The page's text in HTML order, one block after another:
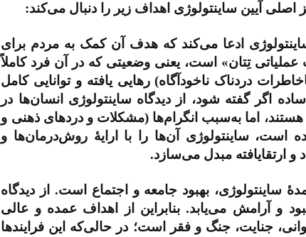
آیین ساینتولوژی اهداف زیر را دنبال می‌کند:
ادعا می‌کند که هدف آن کمک به مردم برای
تِتان» است، یعنی وضعیتی که در آن فرد کاملاً
دردناک ناخودآگاه) رهایی یافته و توانایی کامل
اگر گفته شود، از دیدگاه ساینتولوژی انسان‌ها در
اما به‌سبب انگرام‌ها (مشکلات و دردهای ذهنی و
ساینتولوژی آن‌ها را با ارایۀ روش‌درمان‌ها و
ارتقایافته مبدل می‌سازد.
ساینتولوژی، بهبود جامعه و اجتماع است. از دیدگاه
و آرامش می‌یابد. بنابراین از اهداف عمده و عالی
جنایت، جنگ و فقر است؛ در حالی‌که این فرایندها